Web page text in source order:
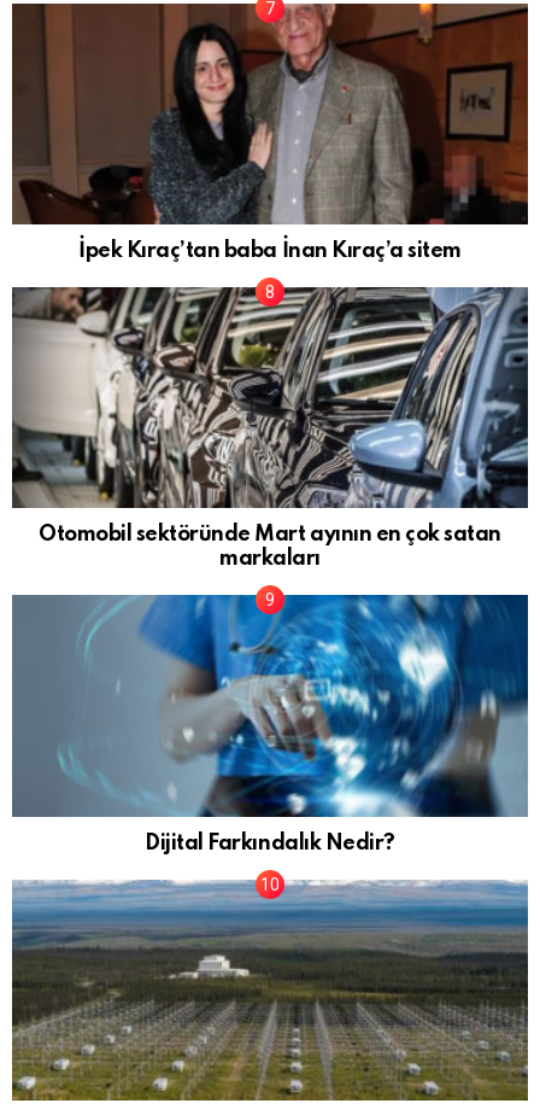
İpek Kıraç’tan baba İnan Kıraç’a sitem
Otomobil sektöründe Mart ayının en çok satan
markaları
Dijital Farkındalık Nedir?